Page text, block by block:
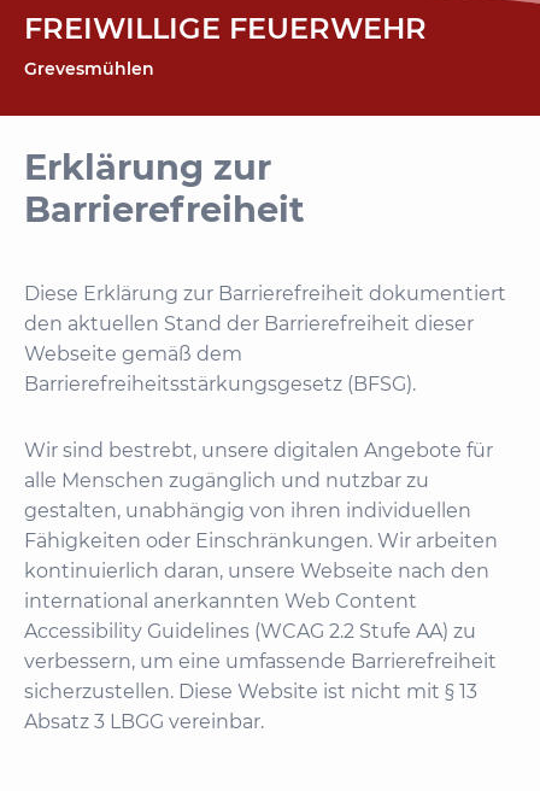
FREIWILLIGE FEUERWEHR
Grevesmühlen
Erklärung zur
Barrierefreiheit
Diese Erklärung zur Barrierefreiheit dokumentiert
den aktuellen Stand der Barrierefreiheit dieser
Webseite gemäß dem
Barrierefreiheitsstärkungsgesetz (BFSG).
Wir sind bestrebt, unsere digitalen Angebote für
alle Menschen zugänglich und nutzbar zu
gestalten, unabhängig von ihren individuellen
Fähigkeiten oder Einschränkungen. Wir arbeiten
kontinuierlich daran, unsere Webseite nach den
international anerkannten Web Content
Accessibility Guidelines (WCAG 2.2 Stufe AA) zu
verbessern, um eine umfassende Barrierefreiheit
sicherzustellen. Diese Website ist nicht mit § 13
Absatz 3 LBGG vereinbar.